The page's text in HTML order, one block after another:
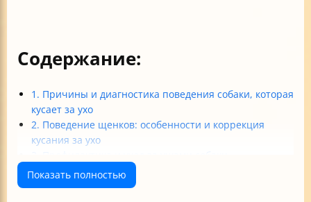
Содержание:
1. Причины и диагностика поведения собаки, которая
кусает за ухо
2. Поведение щенков: особенности и коррекция
кусания за ухо
4. Влияние воспитания и среды на поведение собаки
Итог
Показать полностью